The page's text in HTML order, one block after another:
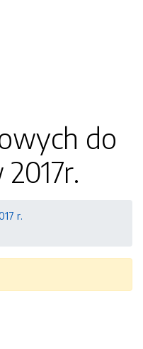
do
r.